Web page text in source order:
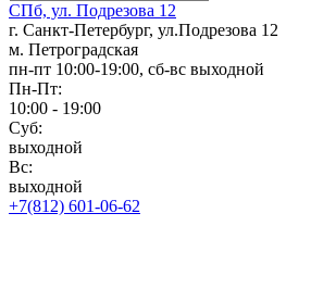
СПб, ул. Подрезова 12
г. Санкт-Петербург, ул.Подрезова 12
м. Петроградская
пн-пт 10:00-19:00, сб-вс выходной
Пн-Пт:
10:00 - 19:00
Суб:
выходной
Вс:
выходной
+7(812) 601-06-62